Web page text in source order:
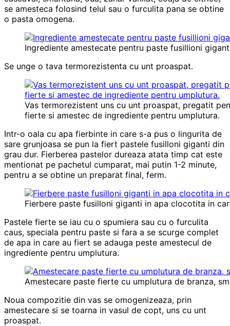
se amesteca folosind telul sau o furculita pana se obtine
o pasta omogena.
Ingrediente amestecate pentru paste fusillioni
Se unge o tava termorezistenta cu unt proaspat.
Vas termorezistent uns cu unt proaspat, pregatit
fierte si amestec de ingrediente pentru umplutura.
Intr-o oala cu apa fierbinte in care s-a pus o lingurita de
sare grunjoasa se pun la fiert pastele fusilloni giganti din
grau dur. Fierberea pastelor dureaza atata timp cat este
mentionat pe pachetul cumparat, mai putin 1-2 minute,
pentru a se obtine un preparat final, ferm.
Fierbere paste fusilloni giganti in apa clocotita in
Pastele fierte se iau cu o spumiera sau cu o furculita
caus, speciala pentru paste si fara a se scurge complet
de apa in care au fiert se adauga peste amestecul de
ingrediente pentru umplutura.
Amestecare paste fierte cu umplutura de branza,
Noua compozitie din vas se omogenizeaza, prin
amestecare si se toarna in vasul de copt, uns cu unt
proaspat.